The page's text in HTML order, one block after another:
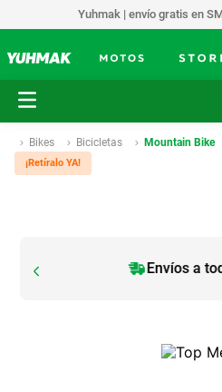
Yuhmak | envío gratis en
Bikes Bicicletas Mountain Bike
¡Retíralo YA!
Envíos a